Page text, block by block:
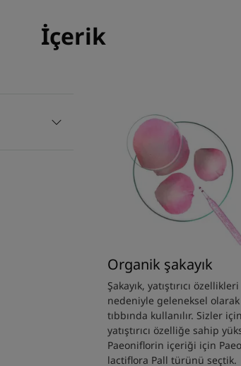
İçerik
Organik şakayık
Şakayık, yatıştırıcı özellikleri
nedeniyle geleneksel olarak
tıbbında kullanılır. Sizler için
yatıştırıcı özelliğe sahip
Paeoniflorin içeriği için
lactiflora Pall türünü seçtik.